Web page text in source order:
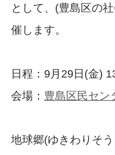
として、(豊島区の
催します。
日程：9月29日(金)
会場： 豊島区民セン
地球郷(ゆきわりそ